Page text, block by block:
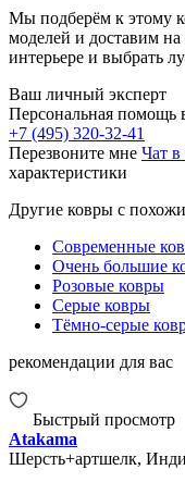
Мы подберём к этому
моделей и доставим
интерьере и выбрать
Ваш личный эксперт
Персональная помощь
+7 (495) 320-32-41
Перезвоните мне Чат в
характеристики
Другие ковры с
Современные
Очень большие
Розовые ковры
Серые ковры
Тёмно-серые
рекомендации для вас
Быстрый просмотр
Atakama
Шерсть+артшелк,